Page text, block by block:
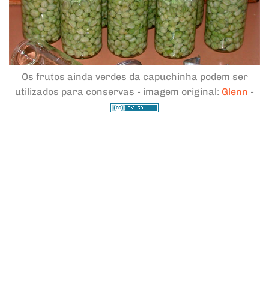
Os frutos ainda verdes da capuchinha podem ser
utilizados para conservas - imagem original: Glenn -